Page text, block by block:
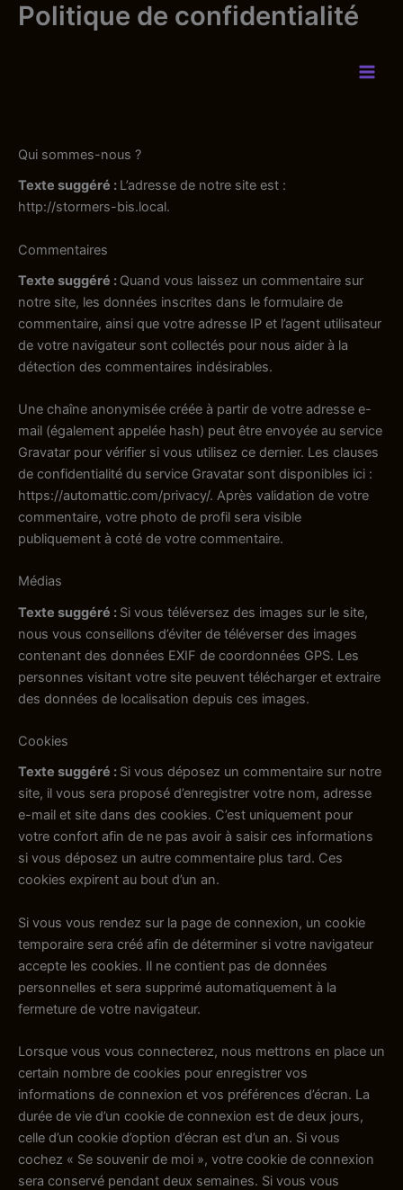
AllerPolitique de confidentialité
Qui sommes-nous ?
Texte suggéré : L’adresse de notre site est :
http://stormers-bis.local.
Commentaires
Texte suggéré : Quand vous laissez un commentaire sur
notre site, les données inscrites dans le formulaire de
commentaire, ainsi que votre adresse IP et l’agent utilisateur
de votre navigateur sont collectés pour nous aider à la
détection des commentaires indésirables.
Une chaîne anonymisée créée à partir de votre adresse e-
mail (également appelée hash) peut être envoyée au service
Gravatar pour vérifier si vous utilisez ce dernier. Les clauses
de confidentialité du service Gravatar sont disponibles ici :
https://automattic.com/privacy/. Après validation de votre
commentaire, votre photo de profil sera visible
publiquement à coté de votre commentaire.
Médias
Texte suggéré : Si vous téléversez des images sur le site,
nous vous conseillons d’éviter de téléverser des images
contenant des données EXIF de coordonnées GPS. Les
personnes visitant votre site peuvent télécharger et extraire
des données de localisation depuis ces images.
Cookies
Texte suggéré : Si vous déposez un commentaire sur notre
site, il vous sera proposé d’enregistrer votre nom, adresse
e-mail et site dans des cookies. C’est uniquement pour
votre confort afin de ne pas avoir à saisir ces informations
si vous déposez un autre commentaire plus tard. Ces
cookies expirent au bout d’un an.
Si vous vous rendez sur la page de connexion, un cookie
temporaire sera créé afin de déterminer si votre navigateur
accepte les cookies. Il ne contient pas de données
personnelles et sera supprimé automatiquement à la
fermeture de votre navigateur.
Lorsque vous vous connecterez, nous mettrons en place un
certain nombre de cookies pour enregistrer vos
informations de connexion et vos préférences d’écran. La
durée de vie d’un cookie de connexion est de deux jours,
celle d’un cookie d’option d’écran est d’un an. Si vous
cochez « Se souvenir de moi », votre cookie de connexion
sera conservé pendant deux semaines. Si vous vous